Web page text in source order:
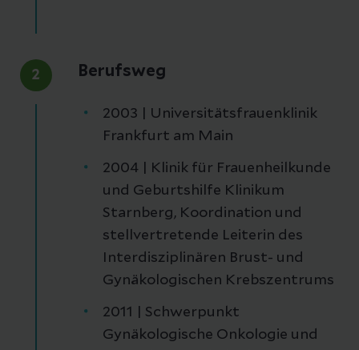
2 Berufsweg
2003 | Universitätsfrauenklinik
Frankfurt am Main
2004 | Klinik für Frauenheilkunde
und Geburtshilfe Klinikum
Starnberg, Koordination und
stellvertretende Leiterin des
Interdisziplinären Brust- und
Gynäkologischen Krebszentrums
2011 | Schwerpunkt
Gynäkologische Onkologie und